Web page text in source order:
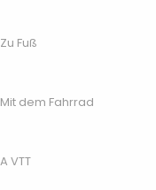
Zu Fuß
Mit dem Fahrrad
A VTT
Les Aynans